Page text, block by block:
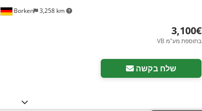
Borken 3,258 km
‏3,100 ‏€
VB בתוספת מע"מ
שלח בקשה